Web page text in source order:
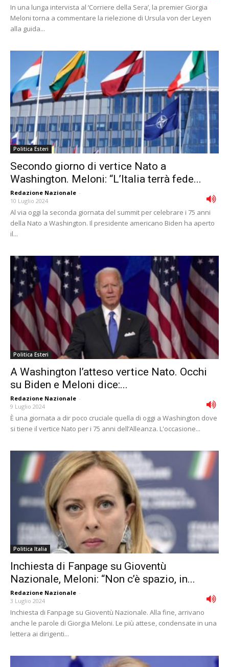
In una lunga intervista al ‘Corriere della Sera’, la premier Giorgia
Meloni torna a commentare la rielezione di Ursula von der Leyen
alla guida...
Politica Esteri
Secondo giorno di vertice Nato a
Washington. Meloni: “L’Italia terrà fede...
Redazione Nazionale -
10 Luglio 2024
Al via oggi la seconda giornata del summit per celebrare i 75 anni
della Nato a Washington. Il presidente americano Biden ha aperto
il...
Politica Esteri
A Washington l’atteso vertice Nato. Occhi
su Biden e Meloni dice:...
Redazione Nazionale -
9 Luglio 2024
È una giornata a dir poco cruciale quella di oggi a Washington dove
si tiene il vertice Nato per i 75 anni dell’Alleanza. L'occasione...
Politica Italia
Inchiesta di Fanpage su Gioventù
Nazionale, Meloni: “Non c’è spazio, in...
Redazione Nazionale -
3 Luglio 2024
Inchiesta di Fanpage su Gioventù Nazionale. Alla fine, arrivano
anche le parole di Giorgia Meloni. Le più attese, condensate in una
lettera ai dirigenti...